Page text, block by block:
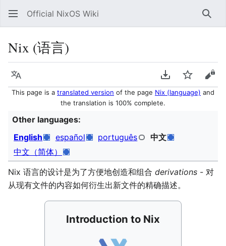
Official NixOS Wiki
Nix (语言)
Language Download PDF
Watch
This page is a translated version of the page Nix (language) and
the translation is 100% complete.
Other languages:
English
español português
中文
中文（简体）
Nix 语言的设计是为了方便地创造和组合 derivations - 对
从现有文件的内容如何衍生出新文件的精确描述。
Introduction to Nix